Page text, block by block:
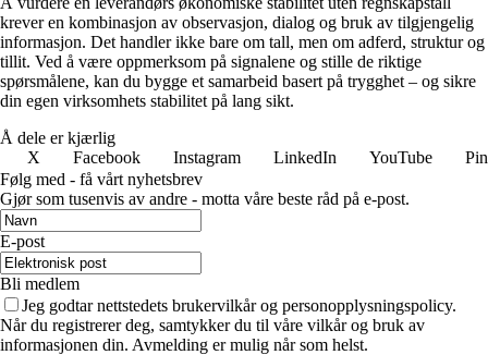
krever en kombinasjon av observasjon, dialog og bruk av tilgjengelig
informasjon. Det handler ikke bare om tall, men om adferd, struktur og
tillit. Ved å være oppmerksom på signalene og stille de riktige
spørsmålene, kan du bygge et samarbeid basert på trygghet – og sikre
din egen virksomhets stabilitet på lang sikt.
Å dele er kjærlig
X
Facebook Instagram LinkedIn YouTube
Følg med - få vårt nyhetsbrev
Gjør som tusenvis av andre - motta våre beste råd på e-post.
E-post
Bli medlem
Jeg godtar nettstedets brukervilkår og personopplysningspolicy.
Når du registrerer deg, samtykker du til våre vilkår og bruk av
informasjonen din. Avmelding er mulig når som helst.